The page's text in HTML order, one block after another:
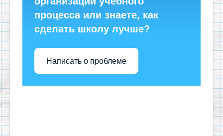
процесса или знаете, как
сделать школу лучше?
Написать о проблеме